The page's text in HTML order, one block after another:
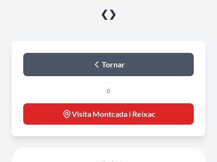
❮ ❯
Tornar
o
Visita Montcada i Reixac